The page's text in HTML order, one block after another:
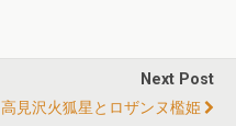
Next Post
高見沢火狐星とロザンヌ檻姫